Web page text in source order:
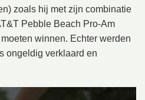
zoals hij met zijn combinatie
Pebble Beach Pro-Am
winnen. Echter werden
ongeldig verklaard en